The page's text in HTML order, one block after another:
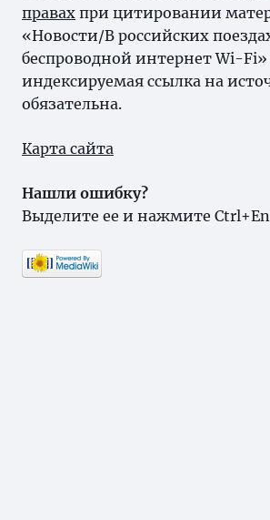
правах при цитировании
«Новости/В российских
беспроводной интернет Wi-
индексируемая ссылка на
обязательна.
Карта сайта
Нашли ошибку?
Выделите ее и нажмите